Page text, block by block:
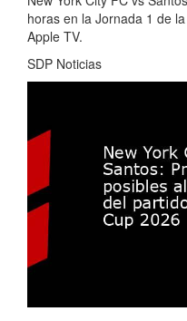
horas en la Jornada 1 de
Apple TV.
SDP Noticias